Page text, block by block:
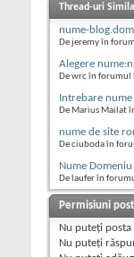
Thread-uri
nume-
De jeremy în
Alegere
De wrc în forumul
Intrebare nume
De Marius Mailat
nume de site
De ciuboda în
Nume Domeniu
De laufer în
Permisiuni
Nu puteţi
Nu puteţi